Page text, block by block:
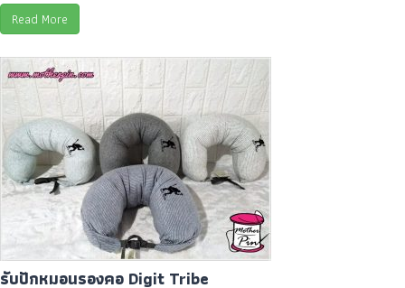
Read More
รับปักหมอนรองคอ Digit Tribe